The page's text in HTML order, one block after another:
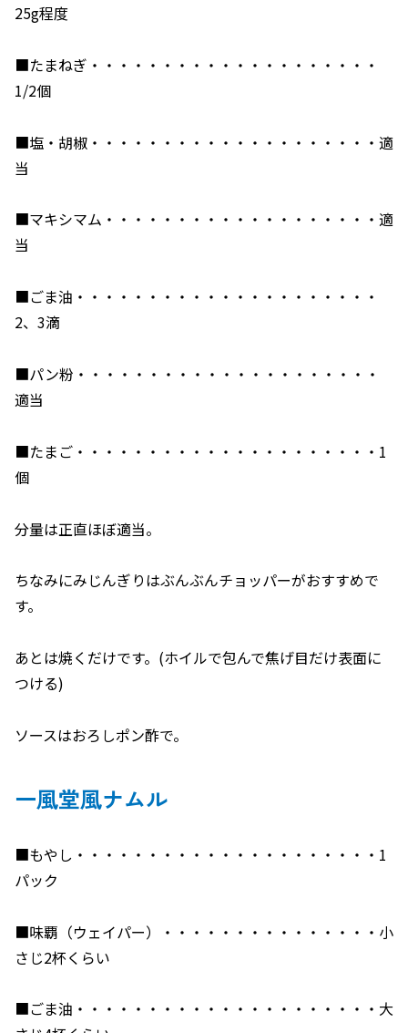
25g程度
■たまねぎ・・・・・・・・・・・・・・・・・・・・
1/2個
■塩・胡椒・・・・・・・・・・・・・・・・・・・・適
当
■マキシマム・・・・・・・・・・・・・・・・・・・適
当
■ごま油・・・・・・・・・・・・・・・・・・・・・
2、3滴
■パン粉・・・・・・・・・・・・・・・・・・・・・
適当
■たまご・・・・・・・・・・・・・・・・・・・・・1
個
分量は正直ほぼ適当。
ちなみにみじんぎりはぶんぶんチョッパーがおすすめで
す。
あとは焼くだけです。(ホイルで包んで焦げ目だけ表面に
つける)
ソースはおろしポン酢で。
一風堂風ナムル
■もやし・・・・・・・・・・・・・・・・・・・・・1
パック
■味覇（ウェイパー）・・・・・・・・・・・・・・・小
さじ2杯くらい
■ごま油・・・・・・・・・・・・・・・・・・・・・大